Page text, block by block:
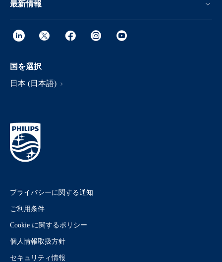
最新情報
国を選択
日本 (日本語)
プライバシーに関する通知
ご利用条件
Cookie に関するポリシー
個人情報取扱方針
セキュリティ情報